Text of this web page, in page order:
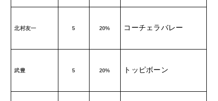
北村友一 5 20% コーチェラバレー
武豊 5 20% トッピボーン